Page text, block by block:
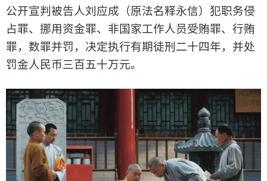
公开宣判被告人刘应成（原法名释永信）犯职务侵
占罪、挪用资金罪、非国家工作人员受贿罪、行贿
罪，数罪并罚，决定执行有期徒刑二十四年，并处
罚金人民币三百五十万元。